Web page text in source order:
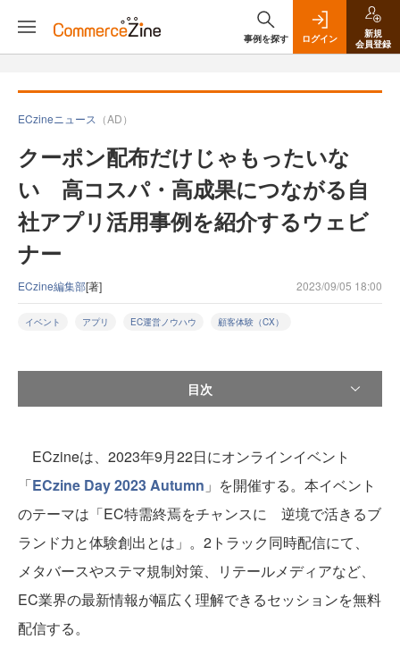
事例を探す ログイン
新規
会員登録
ECzineニュース （AD）
クーポン配布だけじゃもったいな
い 高コスパ・高成果につながる自
社アプリ活用事例を紹介するウェビ
ナー
ECzine編集部[著] 2023/09/05 18:00
イベント アプリ EC運営ノウハウ 顧客体験（CX）
目次
ECzineは、2023年9月22日にオンラインイベント
「ECzine Day 2023 Autumn 」を開催する。本イベント
のテーマは「EC特需終焉をチャンスに 逆境で活きるブ
ランド力と体験創出とは」。2トラック同時配信にて、
メタバースやステマ規制対策、リテールメディアなど、
EC業界の最新情報が幅広く理解できるセッションを無料
配信する。